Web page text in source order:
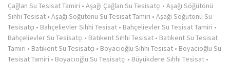
Çağlan Su Tesisat Tamiri • Aşağı Çağlan Su Tesisatçı • Aşağı Söğütönü
Sıhhi Tesisat • Aşağı Söğütönü Su Tesisat Tamiri • Aşağı Söğütönü Su
Tesisatçı • Bahçelievler Sıhhi Tesisat • Bahçelievler Su Tesisat Tamiri •
Bahçelievler Su Tesisatçı • Batıkent Sıhhi Tesisat • Batıkent Su Tesisat
Tamiri • Batıkent Su Tesisatçı • Boyacıoğlu Sıhhi Tesisat • Boyacıoğlu Su
Tesisat Tamiri • Boyacıoğlu Su Tesisatçı • Büyükdere Sıhhi Tesisat •